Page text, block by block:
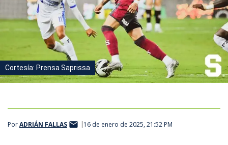
Cortesía: Prensa Saprissa
PorADRIÁN FALLAS 16 de enero de 2025, 21:52 PM